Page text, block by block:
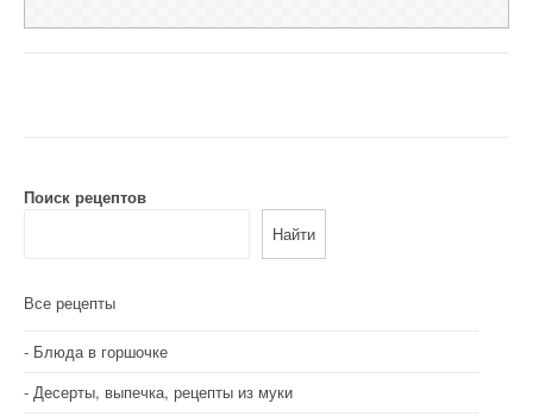
Поиск рецептов
Найти
Все рецепты
Блюда в горшочке
Десерты, выпечка, рецепты из муки